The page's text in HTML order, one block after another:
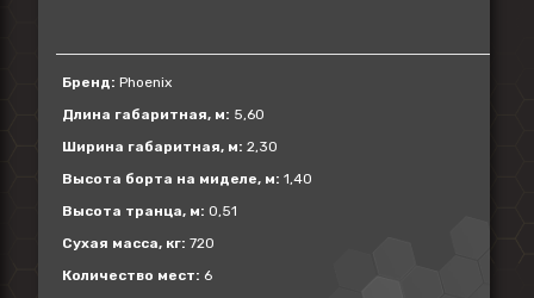
Бренд: Phoenix
Длина габаритная, м: 5,60
Ширина габаритная, м: 2,30
Высота борта на миделе, м: 1,40
Высота транца, м: 0,51
Сухая масса, кг: 720
Количество мест: 6